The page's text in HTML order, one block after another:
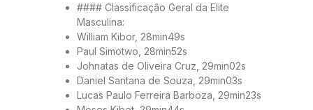
#### Classificação Geral da Elite
Masculina:
William Kibor, 28min49s
Paul Simotwo, 28min52s
Johnatas de Oliveira Cruz, 29min02s
Daniel Santana de Souza, 29min03s
Lucas Paulo Ferreira Barboza, 29min23s